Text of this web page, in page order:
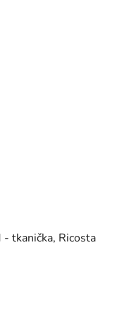
tkanička, Ricosta